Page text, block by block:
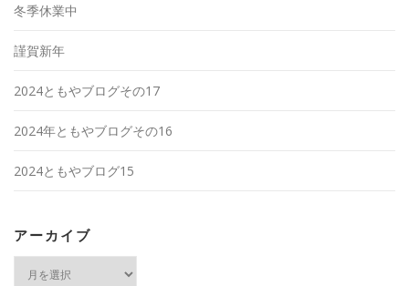
冬季休業中
謹賀新年
2024ともやブログその17
2024年ともやブログその16
2024ともやブログ15
アーカイブ